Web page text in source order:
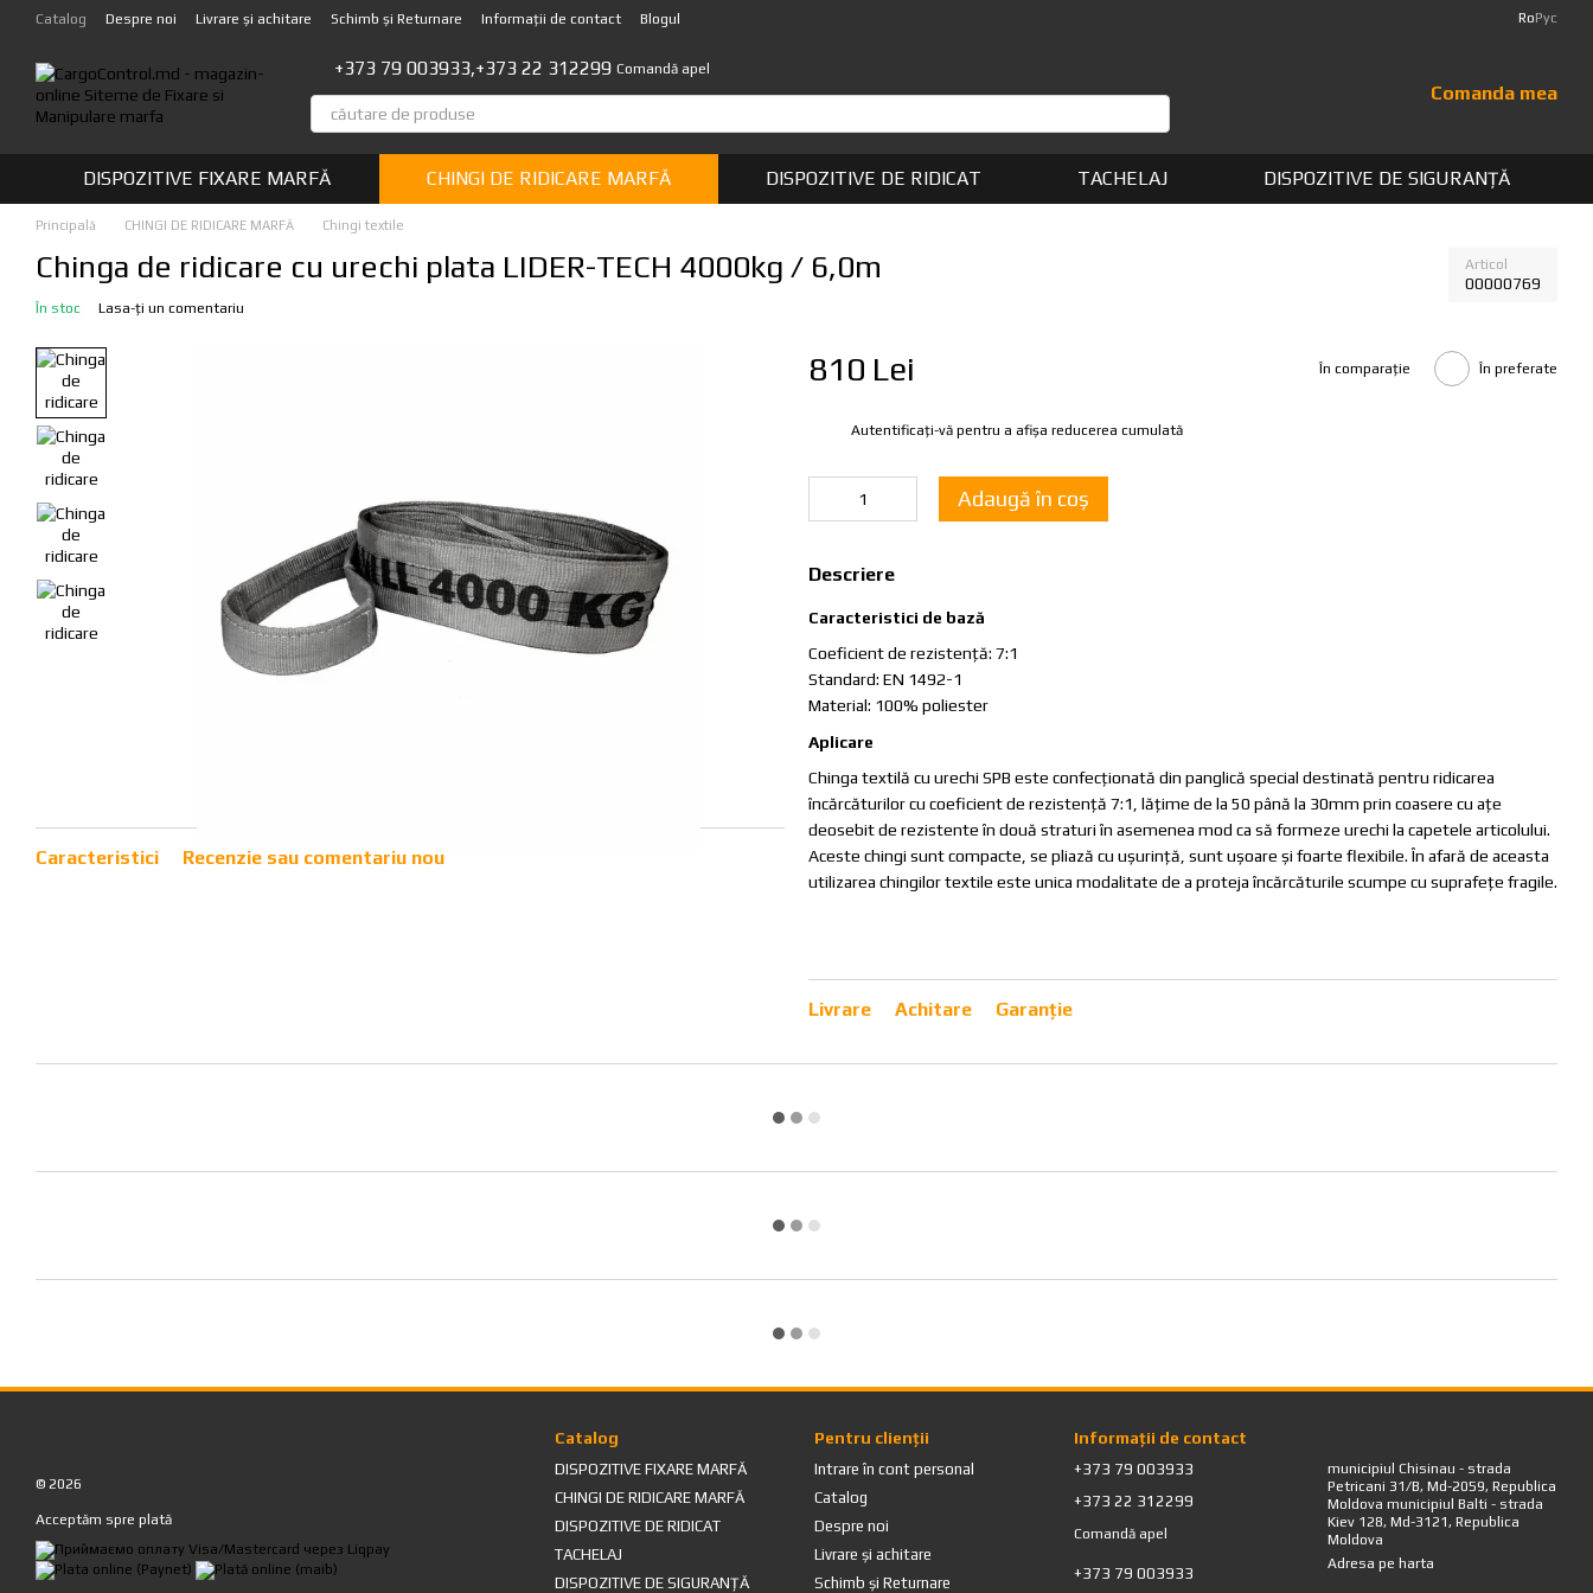
Mergi la conținutul principal
Catalog Despre noi Livrare și achitare Schimb și Returnare Informații de contact Blogul RoРус
+373 79 003933,+373 22 312299 Comandă apel
Comanda mea
DISPOZITIVE FIXARE MARFĂ CHINGI DE RIDICARE MARFĂ DISPOZITIVE DE RIDICAT TACHELAJ DISPOZITIVE DE SIGURANȚĂ
Principală CHINGI DE RIDICARE MARFĂ Chingi textile
Chinga de ridicare cu urechi plata LIDER-TECH 4000kg / 6,0m Articol
00000769
În stoc Lasa-ți un comentariu
Caracteristici Recenzie sau comentariu nou
810 Lei În comparație În preferate
Autentificați-vă pentru a afișa reducerea cumulată
Adaugă în coș
Descriere
Caracteristici de bază
Coeficient de rezistenţă: 7:1
Standard: EN 1492-1
Material: 100% poliester
Aplicare
Chinga textilă cu urechi SPB este confecționată din panglică special destinată pentru ridicarea
încărcăturilor cu coeficient de rezistenţă 7:1, lățime de la 50 până la 30mm prin coasere cu ațe
deosebit de rezistente în două straturi în asemenea mod ca să formeze urechi la capetele articolului.
Aceste chingi sunt compacte, se pliază cu ușurință, sunt ușoare şi foarte flexibile. În afară de aceasta
utilizarea chingilor textile este unica modalitate de a proteja încărcăturile scumpe cu suprafețe fragile.
Livrare Achitare Garanție
© 2026
Acceptăm spre plată
Catalog
DISPOZITIVE FIXARE MARFĂ
CHINGI DE RIDICARE MARFĂ
DISPOZITIVE DE RIDICAT
TACHELAJ
DISPOZITIVE DE SIGURANȚĂ
Pentru clienții
Intrare în cont personal
Catalog
Despre noi
Livrare și achitare
Schimb și Returnare
Informații de contact
+373 79 003933
+373 22 312299
Comandă apel
+373 79 003933
municipiul Chisinau - strada
Petricani 31/B, Md-2059, Republica
Moldova municipiul Balti - strada
Kiev 128, Md-3121, Republica
Moldova
Adresa pe harta